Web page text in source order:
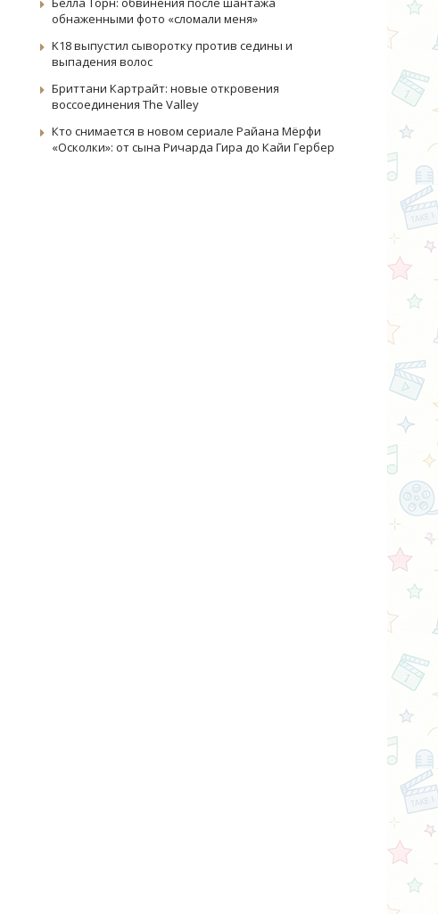
обнаженными фото «сломали меня»
K18 выпустил сыворотку против седины и
выпадения волос
Бриттани Картрайт: новые откровения
воссоединения The Valley
Кто снимается в новом сериале Райана Мёрфи
«Осколки»: от сына Ричарда Гира до Кайи Гербер